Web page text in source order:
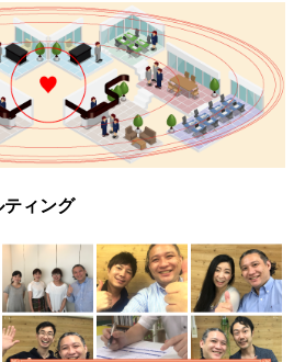
ティング